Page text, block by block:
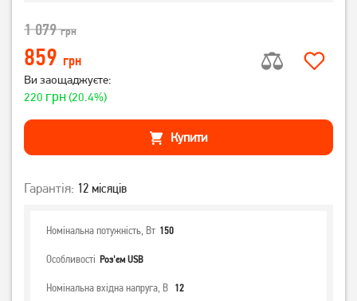
1 079грн
859 грн
Ви заощаджуєте:
220 грн(20.4%)
Купити
Гарантія: 12 місяців
Номінальна потужність, Вт 150
Особливості Роз'єм USB
Номінальна вхідна напруга, В 12